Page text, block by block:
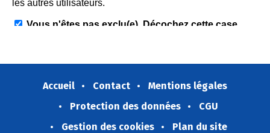
Accueil Contact
Mentions légales
Protection des données
CGU
Gestion des cookies
Plan du site